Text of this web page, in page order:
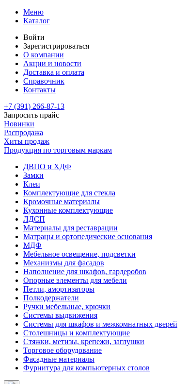
Меню
Каталог
Войти
Зарегистрироваться
О компании
Акции и новости
Доставка и оплата
Справочник
Контакты
+7 (391) 266-87-13
Запросить прайс
Новинки
Распродажа
Хиты продаж
Продукция по торговым маркам
ДВПО и ХДФ
Замки
Клеи
Комплектующие для стекла
Кромочные материалы
Кухонные комплектующие
ЛДСП
Материалы для реставрации
Матрацы и ортопедические основания
МДФ
Мебельное освещение, подсветки
Механизмы для фасадов
Наполнение для шкафов, гардеробов
Опорные элементы для мебели
Петли, амортизаторы
Полкодержатели
Ручки мебельные, крючки
Системы выдвижения
Системы для шкафов и межкомнатных дверей
Столешницы и комплектующие
Стяжки, метизы, крепежи, заглушки
Торговое оборудование
Фасадные материалы
Фурнитура для компьютерных столов